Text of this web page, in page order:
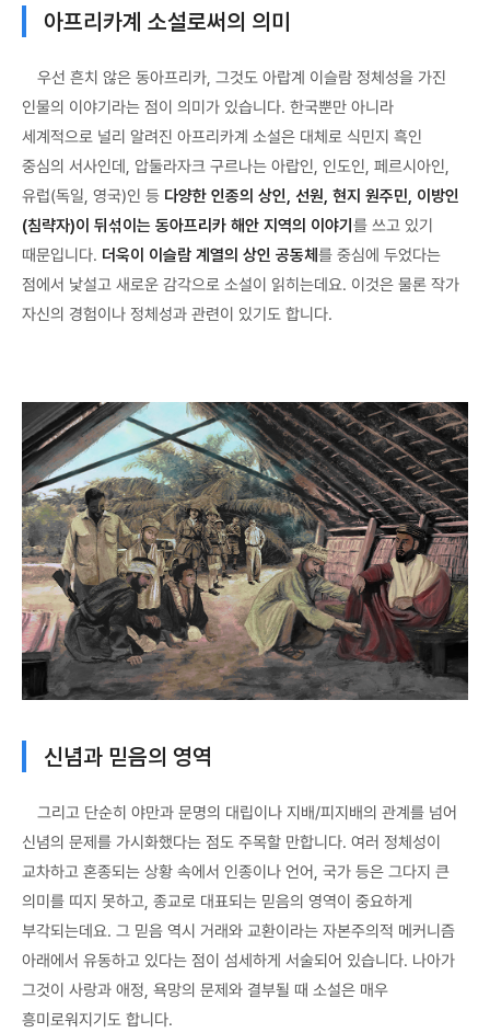
아프리카계 소설로써의 의미
우선 흔치 않은 동아프리카, 그것도 아랍계 이슬람 정체성을 가진
인물의 이야기라는 점이 의미가 있습니다. 한국뿐만 아니라
세계적으로 널리 알려진 아프리카계 소설은 대체로 식민지 흑인
중심의 서사인데, 압둘라자크 구르나는 아랍인, 인도인, 페르시아인,
유럽(독일, 영국)인 등 다양한 인종의 상인, 선원, 현지 원주민, 이방인
(침략자)이 뒤섞이는 동아프리카 해안 지역의 이야기 를 쓰고 있기
때문입니다. 더욱이 이슬람 계열의 상인 공동체 를 중심에 두었다는
점에서 낯설고 새로운 감각으로 소설이 읽히는데요. 이것은 물론 작가
자신의 경험이나 정체성과 관련이 있기도 합니다.
신념과 믿음의 영역
그리고 단순히 야만과 문명의 대립이나 지배/피지배의 관계를 넘어
신념의 문제를 가시화했다는 점도 주목할 만합니다. 여러 정체성이
교차하고 혼종되는 상황 속에서 인종이나 언어, 국가 등은 그다지 큰
의미를 띠지 못하고, 종교로 대표되는 믿음의 영역이 중요하게
부각되는데요. 그 믿음 역시 거래와 교환이라는 자본주의적 메커니즘
아래에서 유동하고 있다는 점이 섬세하게 서술되어 있습니다. 나아가
그것이 사랑과 애정, 욕망의 문제와 결부될 때 소설은 매우
흥미로워지기도 합니다.